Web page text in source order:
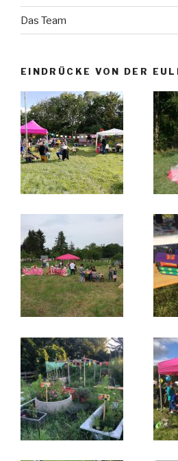
Das Team
EINDRÜCKE VON DER